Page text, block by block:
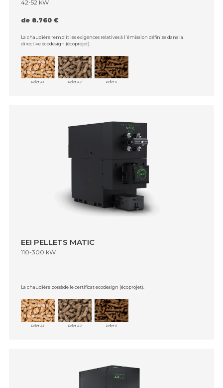
42-52 kW
de 8.760 €
La chaudière remplit les exigences relatives à l᾿émission définies dans la
directive écodesign (écoprojet).
Pellet A1 Pellet A2 Pellet B
EEI PELLETS MATIC
110-300 kW
La chaudière possède le certificat ecodesign (écoprojet).
Pellet A1 Pellet A2 Pellet B